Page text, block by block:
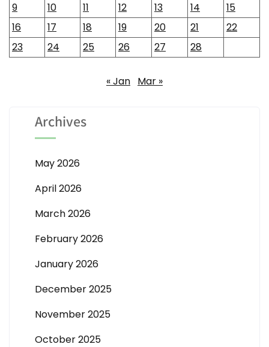
9
10 11 12 13 14
15
16
17 18 19 20 21
22
23
24 25 26 27 28
« Jan Mar »
Archives
May 2026
April 2026
March 2026
February 2026
January 2026
December 2025
November 2025
October 2025